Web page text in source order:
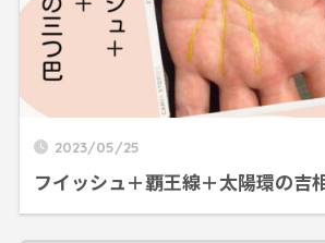
2023/05/25
フイッシュ＋覇王線＋太陽環の吉